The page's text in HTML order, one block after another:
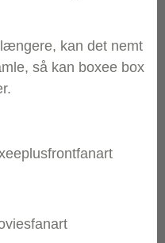
kan det nemt
så kan boxee box